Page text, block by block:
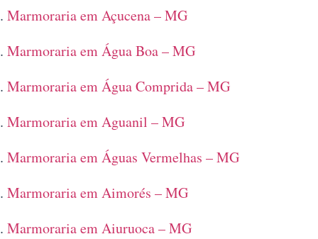
Marmoraria em Açucena – MG
Marmoraria em Água Boa – MG
Marmoraria em Água Comprida – MG
Marmoraria em Aguanil – MG
Marmoraria em Águas Vermelhas – MG
Marmoraria em Aimorés – MG
Marmoraria em Aiuruoca – MG